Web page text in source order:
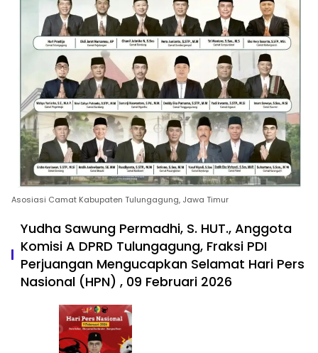
Asosiasi Camat Kabupaten Tulungagung, Jawa Timur
Yudha Sawung Permadhi, S. HUT., Anggota
Komisi A DPRD Tulungagung, Fraksi PDI
Perjuangan Mengucapkan Selamat Hari Pers
Nasional (HPN) , 09 Februari 2026